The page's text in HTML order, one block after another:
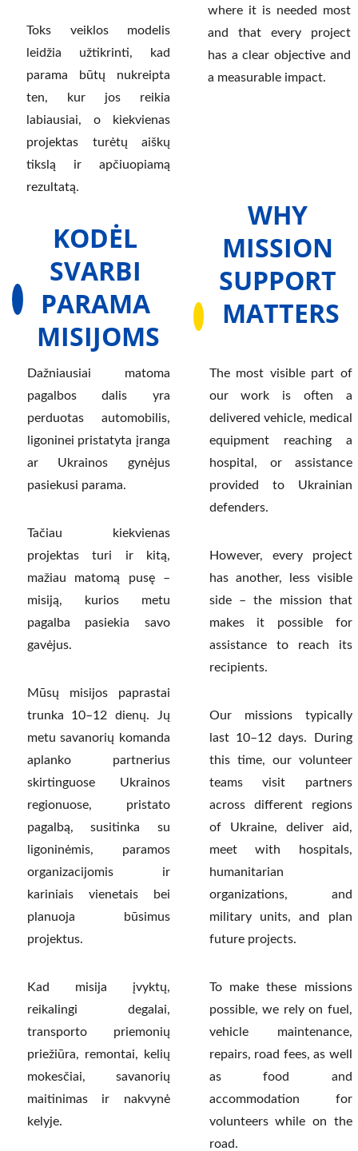
Toks veiklos modelis
leidžia užtikrinti, kad
parama būtų nukreipta
ten, kur jos reikia
labiausiai, o kiekvienas
projektas turėtų aiškų
tikslą ir apčiuopiamą
rezultatą.
where it is needed most
and that every project
has a clear objective and
a measurable impact.
KODĖL
SVARBI
PARAMA
MISIJOMS
WHY
MISSION
SUPPORT
MATTERS
Dažniausiai matoma
pagalbos dalis yra
perduotas automobilis,
ligoninei pristatyta įranga
ar Ukrainos gynėjus
pasiekusi parama.
Tačiau kiekvienas
projektas turi ir kitą,
mažiau matomą pusę –
misiją, kurios metu
pagalba pasiekia savo
gavėjus.
Mūsų misijos paprastai
trunka 10–12 dienų. Jų
metu savanorių komanda
aplanko partnerius
skirtinguose Ukrainos
regionuose, pristato
pagalbą, susitinka su
ligoninėmis, paramos
organizacijomis ir
kariniais vienetais bei
planuoja būsimus
projektus.
Kad misija įvyktų,
reikalingi degalai,
transporto priemonių
priežiūra, remontai, kelių
mokesčiai, savanorių
maitinimas ir nakvynė
kelyje.
The most visible part of
our work is often a
delivered vehicle, medical
equipment reaching a
hospital, or assistance
provided to Ukrainian
defenders.
However, every project
has another, less visible
side – the mission that
makes it possible for
assistance to reach its
recipients.
Our missions typically
last 10–12 days. During
this time, our volunteer
teams visit partners
across different regions
of Ukraine, deliver aid,
meet with hospitals,
humanitarian
organizations, and
military units, and plan
future projects.
To make these missions
possible, we rely on fuel,
vehicle maintenance,
repairs, road fees, as well
as food and
accommodation for
volunteers while on the
road.